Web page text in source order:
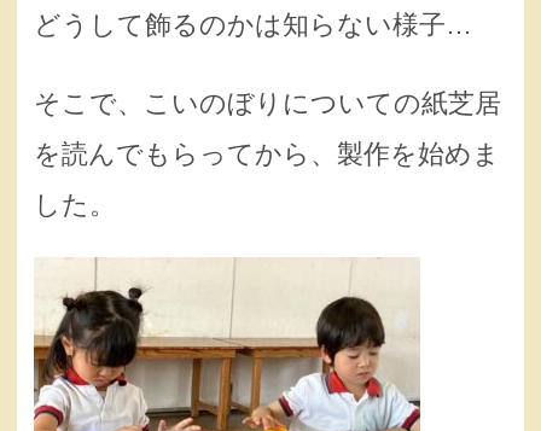
どうして飾るのかは知らない様子…
そこで、こいのぼりについての紙芝居
を読んでもらってから、製作を始めま
した。